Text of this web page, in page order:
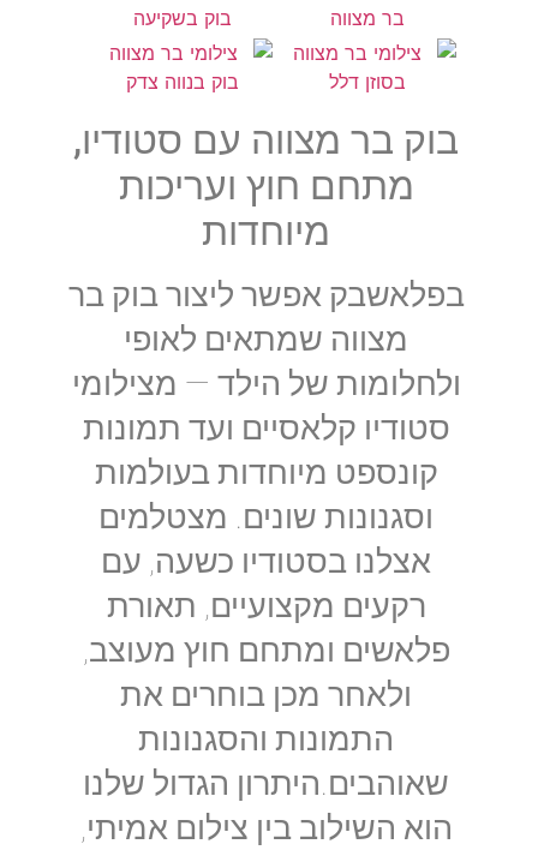
בוק בר מצווה עם סטודיו,
מתחם חוץ ועריכות
מיוחדות
בפלאשבק אפשר ליצור בוק בר
מצווה שמתאים לאופי
ולחלומות של הילד — מצילומי
סטודיו קלאסיים ועד תמונות
קונספט מיוחדות בעולמות
וסגנונות שונים. מצטלמים
אצלנו בסטודיו כשעה, עם
רקעים מקצועיים, תאורת
פלאשים ומתחם חוץ מעוצב,
ולאחר מכן בוחרים את
התמונות והסגנונות
שאוהבים.היתרון הגדול שלנו
הוא השילוב בין צילום אמיתי,